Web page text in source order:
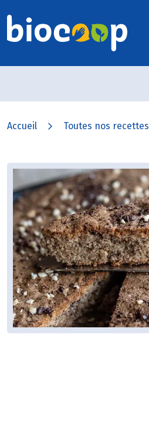
Accueil Toutes nos recettes